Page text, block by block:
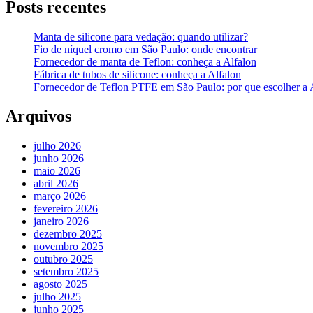
Posts recentes
Manta de silicone para vedação: quando utilizar?
Fio de níquel cromo em São Paulo: onde encontrar
Fornecedor de manta de Teflon: conheça a Alfalon
Fábrica de tubos de silicone: conheça a Alfalon
Fornecedor de Teflon PTFE em São Paulo: por que escolher a
Arquivos
julho 2026
junho 2026
maio 2026
abril 2026
março 2026
fevereiro 2026
janeiro 2026
dezembro 2025
novembro 2025
outubro 2025
setembro 2025
agosto 2025
julho 2025
junho 2025